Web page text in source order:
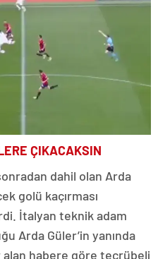
ÇIKACAKSIN
dahil olan Arda
golü kaçırması
İtalyan teknik adam
Arda Güler’in yanında
alan habere göre tecrübeli